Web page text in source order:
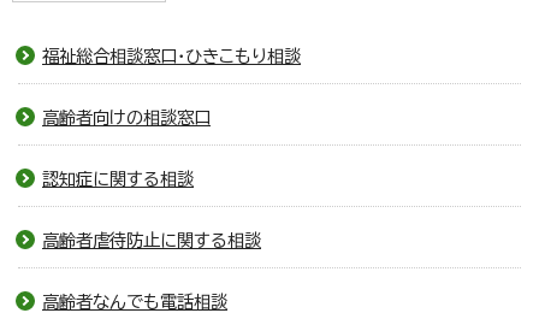
福祉総合相談窓口・ひきこもり相談
高齢者向けの相談窓口
認知症に関する相談
高齢者虐待防止に関する相談
高齢者なんでも電話相談